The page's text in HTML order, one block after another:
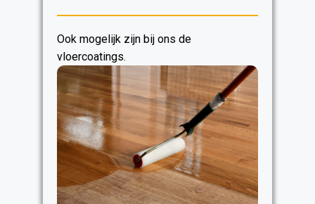
Ook mogelijk zijn bij ons de
vloercoatings.